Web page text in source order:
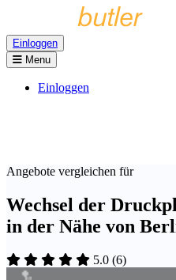
Einloggen
Menu
Einloggen
Angebote vergleichen für
Wechsel der
in der Nähe von
5.0 (6)